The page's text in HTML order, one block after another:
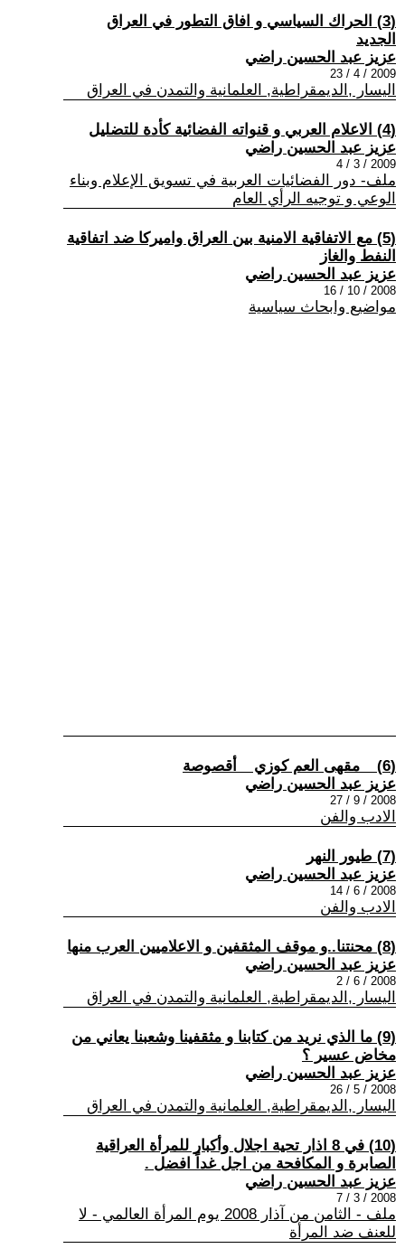
(3) الحراك السياسي و افاق التطور في العراق
الجديد
عزيز عبد الحسين راضي
2009 / 4 / 23
اليسار ,الديمقراطية, العلمانية والتمدن في العراق
(4) الاعلام العربي و قنواته الفضائية كأدة للتضليل
عزيز عبد الحسين راضي
2009 / 3 / 4
ملف- دور الفضائيات العربية في تسويق الإعلام وبناء
الوعي و توجيه الرأي العام
(5) مع الاتفاقية الامنية بين العراق واميركا ضد اتفاقية
النفط والغاز
عزيز عبد الحسين راضي
2008 / 10 / 16
مواضيع وابحاث سياسية
(6) _ مقهى العم كوزي _ أقصوصة
عزيز عبد الحسين راضي
2008 / 9 / 27
الادب والفن
(7) طيور النهر
عزيز عبد الحسين راضي
2008 / 6 / 14
الادب والفن
(8) محنتنا..و موقف المثقفين و الاعلاميين العرب منها
عزيز عبد الحسين راضي
2008 / 6 / 2
اليسار ,الديمقراطية, العلمانية والتمدن في العراق
(9) ما الذي نريد من كتابنا و مثقفينا وشعبنا يعاني من
مخاض عسير ؟
عزيز عبد الحسين راضي
2008 / 5 / 26
اليسار ,الديمقراطية, العلمانية والتمدن في العراق
(10) في 8 اذار تحية اجلال وأكبار للمرأة العراقية
الصابرة و المكافحة من اجل غداً افضل .
عزيز عبد الحسين راضي
2008 / 3 / 7
ملف - الثامن من آذار 2008 يوم المرأة العالمي - لا
للعنف ضد المرأة